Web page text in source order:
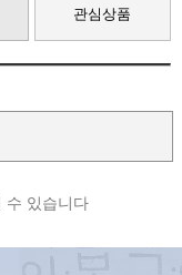
관심상품
수 있습니다